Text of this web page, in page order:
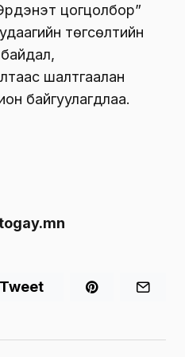
цогцолбор”
төгсөлтийн
шалтгаалан
байгуулагдлаа.
Tweet